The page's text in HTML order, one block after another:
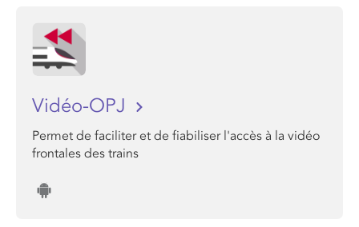
Vidéo-OPJ
Permet de faciliter et de fiabiliser l'accès à la vidéo
frontales des trains